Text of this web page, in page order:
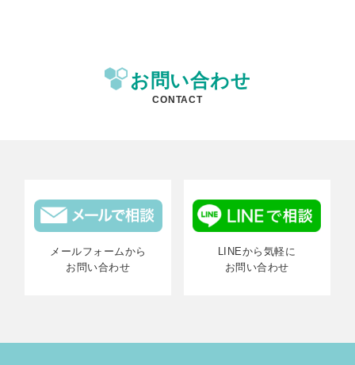
お問い合わせ
CONTACT
メールフォームから
お問い合わせ
LINEから気軽に
お問い合わせ